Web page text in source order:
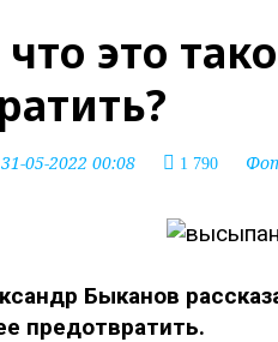
это
31-05-2022 00:08 1 790
Быканов
предотвратить.